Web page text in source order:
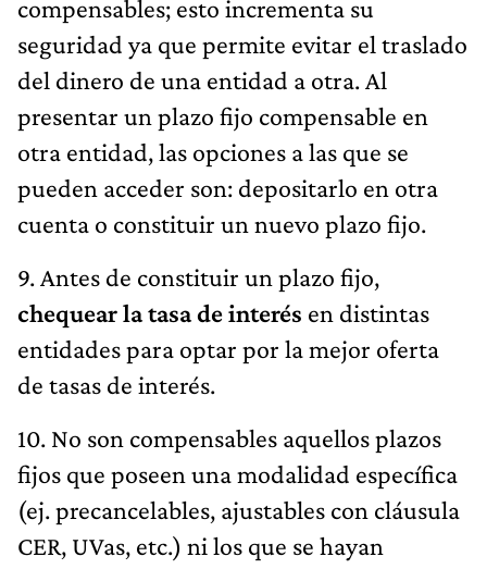
compensables; esto incrementa su
seguridad ya que permite evitar el traslado
del dinero de una entidad a otra. Al
presentar un plazo fijo compensable en
otra entidad, las opciones a las que se
pueden acceder son: depositarlo en otra
cuenta o constituir un nuevo plazo fijo.
9. Antes de constituir un plazo fijo,
chequear la tasa de interés en distintas
entidades para optar por la mejor oferta
de tasas de interés.
10. No son compensables aquellos plazos
fijos que poseen una modalidad específica
(ej. precancelables, ajustables con cláusula
CER, UVas, etc.) ni los que se hayan